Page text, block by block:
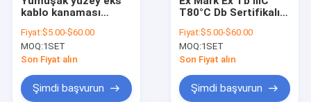
kablo kanaması
CE ROHS ISO9001
Hazırlıklı elektrik
tesisatları için
Fiyat:$5.00-$60.00
MOQ:1SET
Son Fiyat alın
Şimdi başvurun
T80°C Db Sertifikalı
Rakoru, CE ROHS
ISO9001 Sertifikalı ve
6-12mm Kelepçe
Endüstriyel Kullanım
İçin
Fiyat:$5.00-$60.00
MOQ:1SET
Son Fiyat alın
Şimdi başvurun